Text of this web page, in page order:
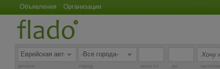
Объявления Организации
-
регион город цена от до